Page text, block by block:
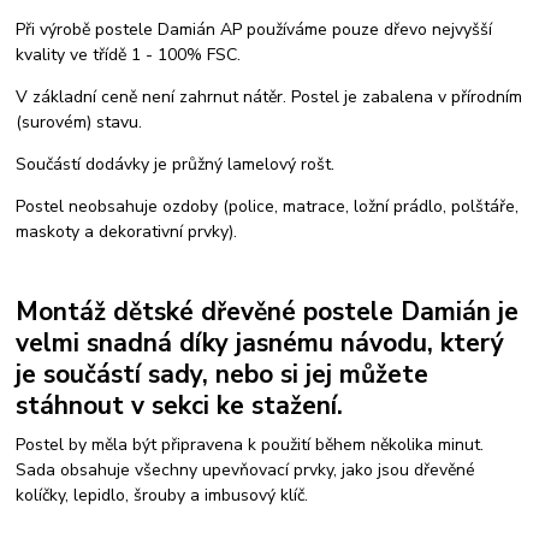
Při výrobě postele Damián AP používáme pouze dřevo nejvyšší
kvality ve třídě 1 - 100% FSC.
V základní ceně není zahrnut nátěr. Postel je zabalena v přírodním
(surovém) stavu.
Součástí dodávky je průžný lamelový rošt.
Postel neobsahuje ozdoby (police, matrace, ložní prádlo, polštáře,
maskoty a dekorativní prvky).
Montáž dětské dřevěné postele Damián je
velmi snadná díky jasnému návodu, který
je součástí sady, nebo si jej můžete
stáhnout v sekci ke stažení.
Postel by měla být připravena k použití během několika minut.
Sada obsahuje všechny upevňovací prvky, jako jsou dřevěné
kolíčky, lepidlo, šrouby a imbusový klíč.